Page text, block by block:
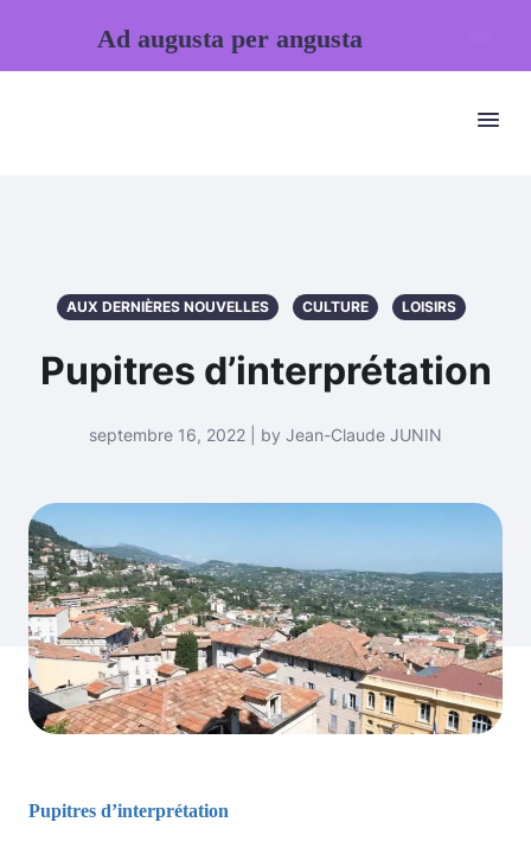
AUX DERNIÈRES NOUVELLES CULTURE LOISIRS
Pupitres d’interprétation
septembre 16, 2022 | by Jean-Claude JUNIN
Pupitres d’interprétation
Ad augusta per angusta